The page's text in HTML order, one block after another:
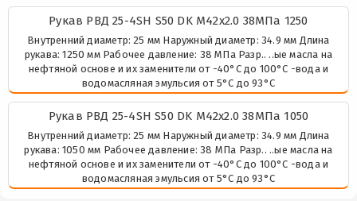
Рукав РВД 25-4SH S50 DK М42х2.0 38МПа 1250
Внутренний диаметр: 25 мм Наружный диаметр: 34.9 мм Длина
рукава: 1250 мм Рабочее давление: 38 МПа Разр.. ..ые масла на
нефтяной основе и их заменители от -40°C до 100°C -вода и
водомасляная эмульсия от 5°C до 93°C
Рукав РВД 25-4SH S50 DK М42х2.0 38МПа 1050
Внутренний диаметр: 25 мм Наружный диаметр: 34.9 мм Длина
рукава: 1050 мм Рабочее давление: 38 МПа Разр.. ..ые масла на
нефтяной основе и их заменители от -40°C до 100°C -вода и
водомасляная эмульсия от 5°C до 93°C